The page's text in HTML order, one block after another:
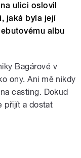
ulici oslovil
jaká byla její
albu
Bagárové v
ony. Ani mě nikdy
casting. Dokud
přijít a dostat